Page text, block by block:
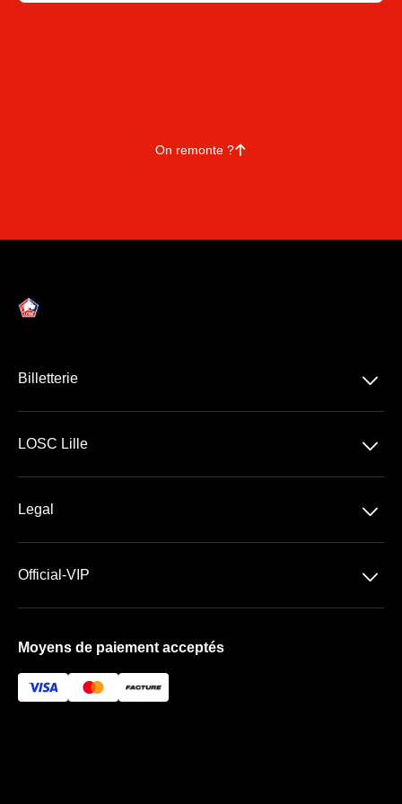
Chaque espace VIP offre une expérience unique et n’est
On remonte ?􀄨
Billetterie 􀆈
LOSC Lille
􀆈
Legal 􀆈
Official-VIP 􀆈
FAQ
Moyens de paiement acceptés